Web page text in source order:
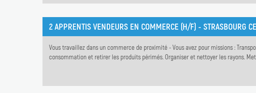
2 APPRENTIS VENDEURS EN COMMERCE (H/F) - STRASBOURG
Vous travaillez dans un commerce de proximité - Vous avez pour missions :
consommation et retirer les produits périmés. Organiser et nettoyer les rayons.